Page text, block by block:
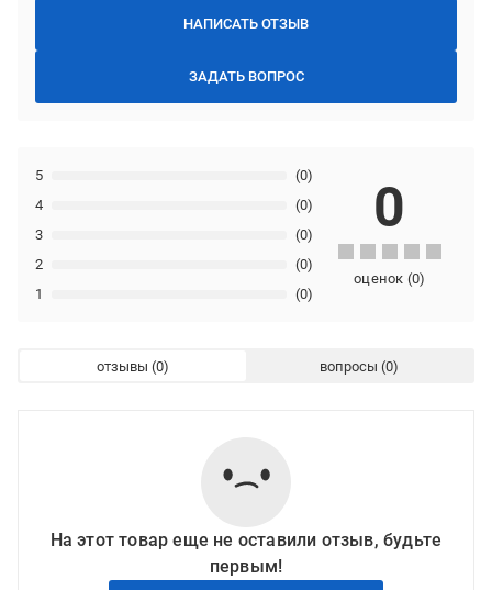
НАПИСАТЬ ОТЗЫВ
ЗАДАТЬ ВОПРОС
1 (0)
2 (0)
3 (0)
4 (0)
5 (0)
0
оценок (0)
отзывы вопросы
На этот товар еще не оставили отзыв, будьте
первым!